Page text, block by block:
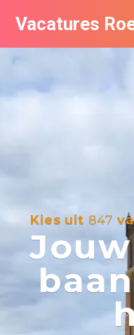
Vacatures
Kies uit 847
Vacatures per bedrijf
De populairste